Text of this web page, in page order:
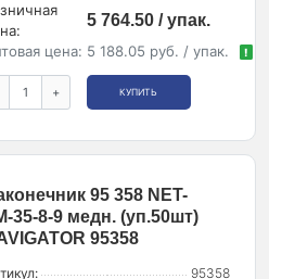
5 764.50 / упак.
цена: 5 188.05 руб. / упак. !
+ КУПИТЬ
95 358 NET-
35-8-9 медн. (уп.50шт)
95358
95358